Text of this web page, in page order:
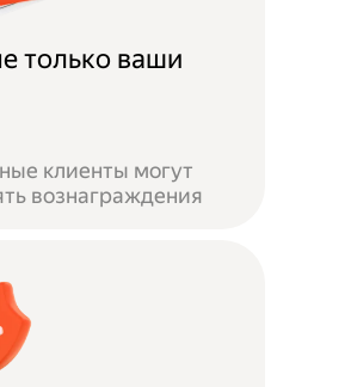
только ваши
клиенты могут
вознаграждения